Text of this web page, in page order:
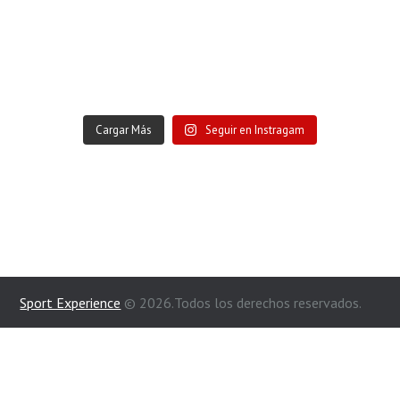
Cargar Más Seguir en Instragam
Sport Experience © 2026.Todos los derechos reservados.